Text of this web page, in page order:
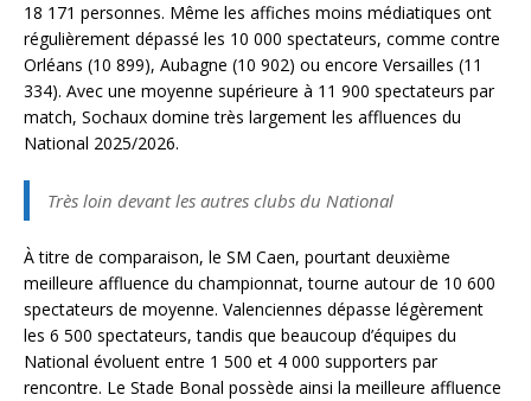
18 171 personnes. Même les affiches moins médiatiques ont
régulièrement dépassé les 10 000 spectateurs, comme contre
Orléans (10 899), Aubagne (10 902) ou encore Versailles (11
334). Avec une moyenne supérieure à 11 900 spectateurs par
match, Sochaux domine très largement les affluences du
National 2025/2026.
Très loin devant les autres clubs du National
À titre de comparaison, le SM Caen, pourtant deuxième
meilleure affluence du championnat, tourne autour de 10 600
spectateurs de moyenne. Valenciennes dépasse légèrement
les 6 500 spectateurs, tandis que beaucoup d’équipes du
National évoluent entre 1 500 et 4 000 supporters par
rencontre. Le Stade Bonal possède ainsi la meilleure affluence